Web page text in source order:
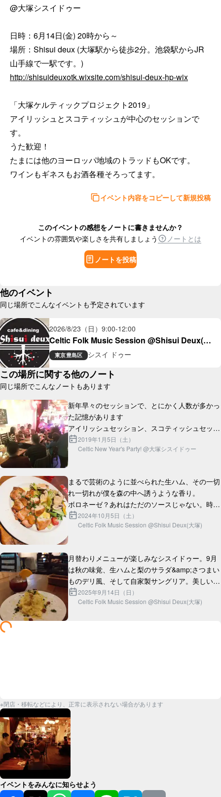
@大塚シスイドゥー
日時：6月14日(金) 20時から～
場所：Shisui deux (大塚駅から徒歩2分。池袋駅からJR
http://shisuideuxotk.wixsite.com/shisui-deux-hp-wix
「大塚ケルティックプロジェクト2019」
アイリッシュとスコティッシュが中心のセッションで
す。
うた歓迎！
たまには他のヨーロッパ地域のトラッドもOKです。
ワインもギネスもお酒各種そろってます。
イベント内容をコピーして新規投稿
このイベントの感想をノートに書きませんか？
イベントの雰囲気や楽しさを共有しましょう
ノートとは
ノートを投稿
他のイベント
同じ場所でこんなイベントも予定されています
2026/8/23（日） 9:00-12:00
Celtic Folk Music Session @Shisui Deux(大
塚)東京豊島区 シスイ ドゥー
この場所に関する他のノート
同じ場所でこんなノートもあります
新年早々のセッションで、とにかく人数が多かっ
た記憶があります
アイリッシュセッション、スコティッシュセッシ
ョン、歌、ダンス、オープンマイク...大ボリュー
ムの新年会でした
2019年1月5日（土）
Celtic New Year's Party! @大塚シスイドゥー
まるで芸術のように並べられた生ハム、その一切
れ一切れが僕を森の中へ誘うような香り。
ボロネーゼ？あれはただのソースじゃない。時間
と情熱が織りなす、まさに「愛」の結晶。
チキングリルはどうだろう。外はパ...
2024年10月5日（土）
Celtic Folk Music Session @Shisui Deux(大塚)
月替わりメニューが楽しみなシスイドゥー。9月
は秋の味覚、生ハムと梨のサラダ&amp;さつまい
ものデリ風、そして自家製サングリア。美しいう
えに美味しい。
2025年9月14日（日）
Celtic Folk Music Session @Shisui Deux(大塚)
※閉店・移転などにより、正常に表示されない場合があります
イベントをみんなに知らせよう